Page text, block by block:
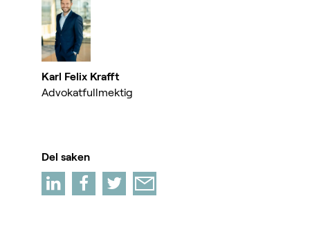
Karl Felix Krafft
Advokatfullmektig
Del saken